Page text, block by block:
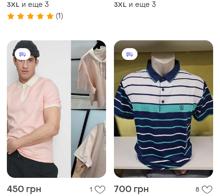
3XL и еще 3
(1)
3XL и еще 3
450 грн 1 700 грн 8